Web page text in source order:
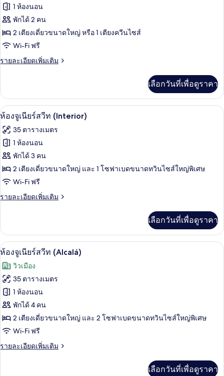
ห้อง
พัก
ทั้งหมด
ของ
ห้อง
ซู
พี
บเบิล
(Interior)
1 ห้องนอน
พักได้ 2 คน
2 เตียงเดี่ยวขนาดใหญ่ หรือ 1 เตียงควีนไซส์
Wi-Fi ฟรี
รายละเอียดเพิ่มเติม
ราย
เกี่ยว
กับ
ห้อง
พี
เรียดั
(Interior)
เลือกวันที่เพื่อดูราคา
เปิด
ภาพถ่าย
ทั้งหมด
ของ
ห้อง
จู
เนียร์
(Interior)
ห้องจูเนียร์สวีท (Interior) | เครื่องนอ
10
ห้องจูเนียร์สวีท (Interior)
35 ตารางเมตร
1 ห้องนอน
พักได้ 3 คน
2 เตียงเดี่ยวขนาดใหญ่ และ 1 โซฟาเบดขนาดทวินไซส์ใหญ่พิเศษ
Wi-Fi ฟรี
รายละเอียดเพิ่มเติม
ราย
เกี่ยว
กับ
ห้อง
เนียร์
สวี
(Interior)
เลือกวันที่เพื่อดูราคา
เปิด
ภาพถ่าย
ทั้งหมด
ของ
ห้อง
จู
เนียร์
สวีท
ห้องจูเนียร์สวีท (Alcalá) | เครื่องนอน
6
ห้องจูเนียร์สวีท (Alcalá)
วิวเมือง
35 ตารางเมตร
1 ห้องนอน
พักได้ 4 คน
2 เตียงเดี่ยวขนาดใหญ่ และ 2 โซฟาเบดขนาดทวินไซส์ใหญ่พิเศษ
Wi-Fi ฟรี
รายละเอียดเพิ่มเติม
ราย
เลือกวันที่เพื่อดูราคา